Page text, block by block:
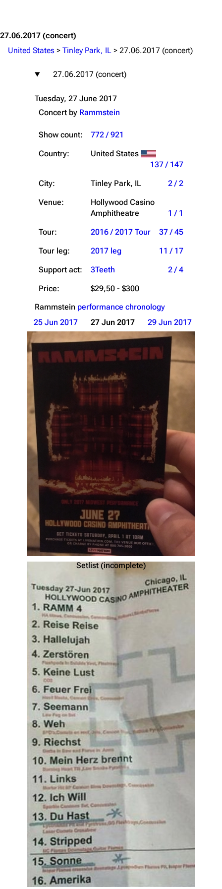
27.06.2017 (concert)
United States > Tinley Park, IL > 27.06.2017 (concert)
27.06.2017 (concert)
Tuesday, 27 June 2017
Concert by Rammstein
Show count:
772 / 921
Country:
United States
137 / 147
City:
Tinley Park, IL
2 / 2
Venue:
Hollywood Casino
Amphitheatre
1 / 1
Tour:
2016 / 2017 Tour
37 / 45
Tour leg:
2017 leg
11 / 17
Support act:
3Teeth
2 / 4
Price:
$29,50 - $300
Rammstein performance chronology
25 Jun 2017
27 Jun 2017 29 Jun 2017
Setlist (incomplete)